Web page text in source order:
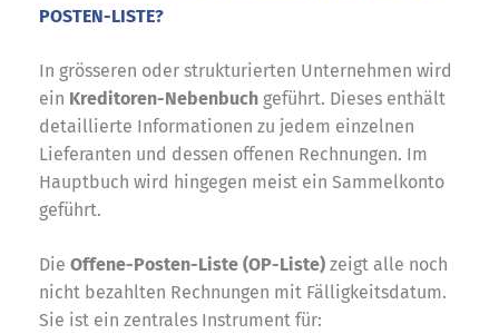
POSTEN-LISTE?
In grösseren oder strukturierten Unternehmen wird
ein Kreditoren-Nebenbuch geführt. Dieses enthält
detaillierte Informationen zu jedem einzelnen
Lieferanten und dessen offenen Rechnungen. Im
Hauptbuch wird hingegen meist ein Sammelkonto
geführt.
Die Offene-Posten-Liste (OP-Liste) zeigt alle noch
nicht bezahlten Rechnungen mit Fälligkeitsdatum.
Sie ist ein zentrales Instrument für: